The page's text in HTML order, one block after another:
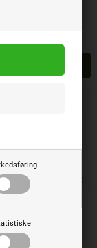
spids højre